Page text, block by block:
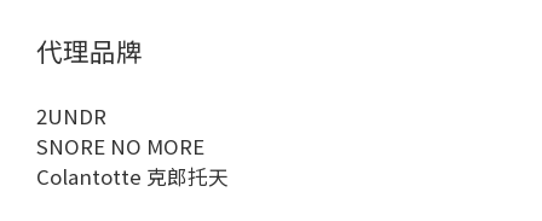
代理品牌
2UNDR
SNORE NO MORE
Colantotte 克郎托天